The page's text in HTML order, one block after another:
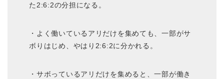
た2:6:2の分担になる。
・よく働いているアリだけを集めても、一部がサ
ボりはじめ、やはり2:6:2に分かれる。
・サボっているアリだけを集めると、一部が働き